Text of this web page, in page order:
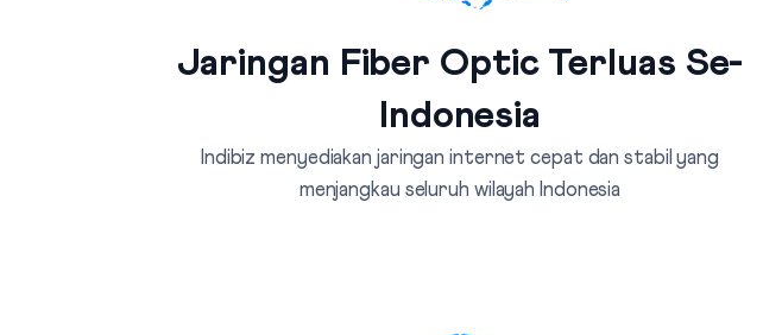
Jaringan Fiber Optic Terluas Se-
Indonesia
Indibiz menyediakan jaringan internet cepat dan stabil yang
menjangkau seluruh wilayah Indonesia